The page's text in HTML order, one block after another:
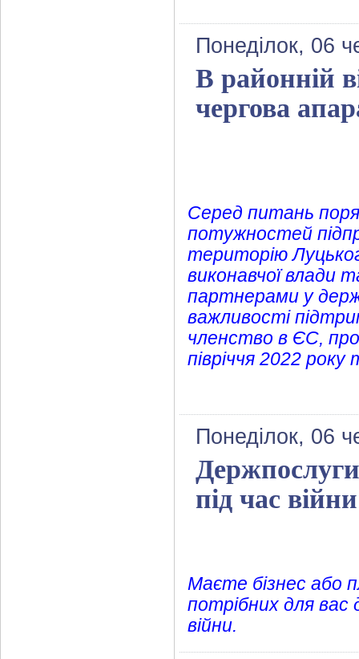
Понеділок, 06
В районній
чергова
Серед питань
потужностей
територію
виконавчої влади
партнерами у
важливості
членство в ЄС,
півріччя 2022 року
Понеділок, 06
Держпослуги
під час війни
Маєте бізнес або
потрібних для вас
війни.